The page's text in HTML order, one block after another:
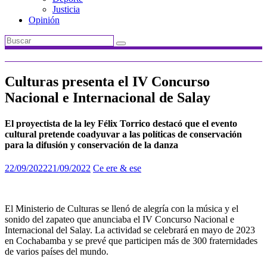
Justicia
Opinión
Culturas presenta el IV Concurso
Nacional e Internacional de Salay
El proyectista de la ley Félix Torrico destacó que el evento
cultural pretende coadyuvar a las políticas de conservación
para la difusión y conservación de la danza
22/09/202221/09/2022 Ce ere & ese
El Ministerio de Culturas se llenó de alegría con la música y el
sonido del zapateo que anunciaba el IV Concurso Nacional e
Internacional del Salay. La actividad se celebrará en mayo de 2023
en Cochabamba y se prevé que participen más de 300 fraternidades
de varios países del mundo.